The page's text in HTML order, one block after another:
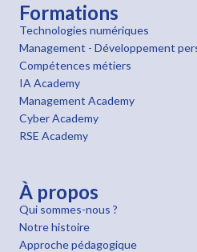
Formations
Technologies numériques
Management - Développement
Compétences métiers
IA Academy
Management Academy
Cyber Academy
RSE Academy
À propos
Qui sommes-nous ?
Notre histoire
Approche pédagogique